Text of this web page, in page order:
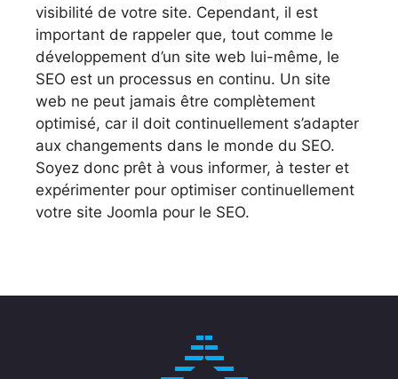
visibilité de votre site. Cependant, il est
important de rappeler que, tout comme le
développement d’un site web lui-même, le
SEO est un processus en continu. Un site
web ne peut jamais être complètement
optimisé, car il doit continuellement s’adapter
aux changements dans le monde du SEO.
Soyez donc prêt à vous informer, à tester et
expérimenter pour optimiser continuellement
votre site Joomla pour le SEO.